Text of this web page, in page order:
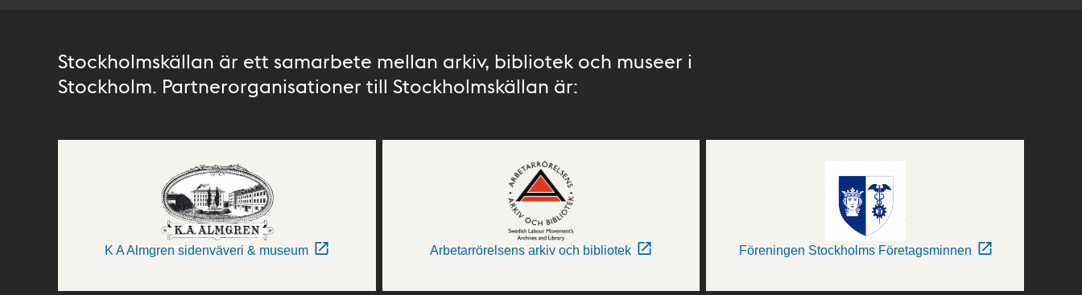
Stockholmskällan är ett samarbete mellan arkiv, bibliotek och museer i
Stockholm. Partnerorganisationer till Stockholmskällan är:
K A Almgren sidenväveri & museum Arbetarrörelsens arkiv och bibliotek Föreningen Stockholms Företagsminnen